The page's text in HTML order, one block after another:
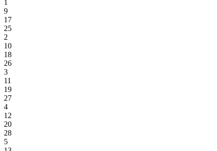
1
9
17
25
2
10
18
26
3
11
19
27
4
12
20
28
5